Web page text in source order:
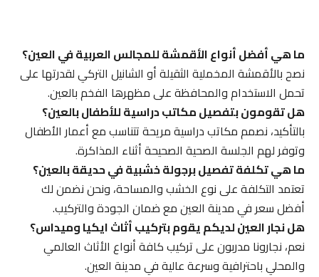
ما هي أفضل أنواع الأقمشة للمجالس العربية في العين؟
نصح بالأقمشة المخملية الثقيلة أو الشانيل التركي لقدرتها على
تحمل الاستخدام والمحافظة على مظهرها الفخم بالعين.
هل تقومون بتفصيل مكاتب دراسية للأطفال بالعين؟
بالتأكيد، نصمم مكاتب دراسية مريحة تتناسب مع أعمار الأطفال
وتوفر لهم الجلسة الصحية الصحيحة أثناء المذاكرة.
ما هي تكلفة تفصيل برجولة خشبية في حديقة بالعين؟
تعتمد التكلفة على نوع الخشب والمساحة، ونحن نضمن لك
أفضل سعر في مدينة العين مع ضمان الجودة والتركيب.
هل نجار العين لديكم يقوم بتركيب أثاث ايكيا وميداس؟
نعم، نجارونا مدربون على تركيب كافة أنواع الأثاث العالمي
والمحلي باحترافية وسرعة عالية في مدينة العين.